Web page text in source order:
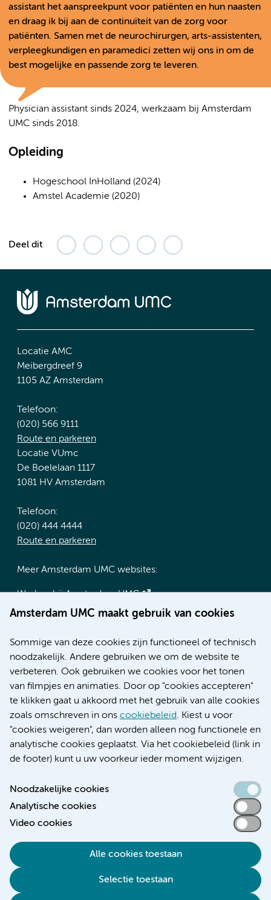
assistant het aanspreekpunt voor patiënten en hun naasten
en draag ik bij aan de continuïteit van de zorg voor
patiënten. Samen met de neurochirurgen, arts-assistenten,
verpleegkundigen en paramedici zetten wij ons in om de
best mogelijke en passende zorg te leveren.
Physician assistant sinds 2024, werkzaam bij Amsterdam
UMC sinds 2018.
Opleiding
Hogeschool InHolland (2024)
Amstel Academie (2020)
Deel dit
Amsterdam UMC maakt gebruik van cookies
Sommige van deze cookies zijn functioneel of technisch
noodzakelijk. Andere gebruiken we om de website te
verbeteren. Ook gebruiken we cookies voor het tonen
van filmpjes en animaties. Door op "cookies accepteren"
te klikken gaat u akkoord met het gebruik van alle cookies
zoals omschreven in ons cookiebeleid. Kiest u voor
"cookies weigeren", dan worden alleen nog functionele en
analytische cookies geplaatst. Via het cookiebeleid (link in
de footer) kunt u uw voorkeur ieder moment wijzigen.
Noodzakelijke cookies
Analytische cookies
Video cookies
Alle cookies toestaan
Selectie toestaan
Locatie AMC
Meibergdreef 9
1105 AZ Amsterdam
Telefoon:
(020) 566 9111
Route en parkeren
Locatie VUmc
De Boelelaan 1117
1081 HV Amsterdam
Telefoon:
(020) 444 4444
Route en parkeren
Meer Amsterdam UMC websites:
Werken bij Amsterdam UMC
Over Amsterdam UMC
Research
Educatie locatie AMC
Educatie locatie VUmc
Verwijzen & diagnostiek
Toegankelijkheidsverklaring
Responsible disclosure
Disclaimer